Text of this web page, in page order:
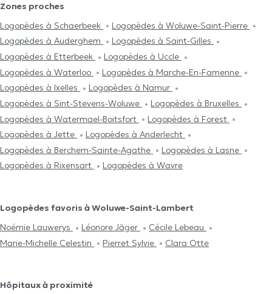
Zones proches
Logopèdes à Schaerbeek
Logopèdes à Woluwe-Saint-Pierre
Logopèdes à Auderghem
Logopèdes à Saint-Gilles
Logopèdes à Etterbeek
Logopèdes à Uccle
Logopèdes à Waterloo
Logopèdes à Marche-En-Famenne
Logopèdes à Ixelles
Logopèdes à Namur
Logopèdes à Sint-Stevens-Woluwe
Logopèdes à Bruxelles
Logopèdes à Watermael-Boitsfort
Logopèdes à Forest
Logopèdes à Jette
Logopèdes à Anderlecht
Logopèdes à Berchem-Sainte-Agathe
Logopèdes à Lasne
Logopèdes à Rixensart
Logopèdes à Wavre
Logopèdes favoris à Woluwe-Saint-Lambert
Noémie Lauwerys
Léonore Jäger
Cécile Lebeau
Marie-Michelle Celestin
Pierret Sylvie Clara Otte
Hôpitaux à proximité